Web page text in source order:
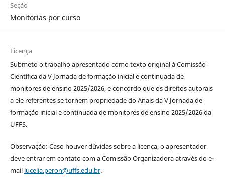
Seção
Monitorias por curso
Licença
Submeto o trabalho apresentado como texto original à Comissão
Científica da V Jornada de formação inicial e continuada de
monitores de ensino 2025/2026, e concordo que os direitos autorais
a ele referentes se tornem propriedade do Anais da V Jornada de
formação inicial e continuada de monitores de ensino 2025/2026 da
UFFS.
Observação: Caso houver dúvidas sobre a licença, o apresentador
deve entrar em contato com a Comissão Organizadora através do e-
mail lucelia.peron@uffs.edu.br.